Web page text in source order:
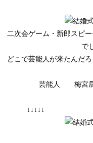
二次会ゲーム・新郎ス
で
どこで芸能人が来たん
芸能人 梅宮